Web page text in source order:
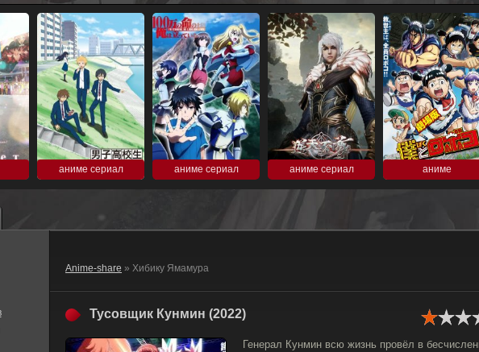
аниме сериал аниме сериал аниме сериал аниме
Anime-share » Хибику Ямамура
Тусовщик Кунмин (2022)
Генерал Кунмин всю жизнь провёл в